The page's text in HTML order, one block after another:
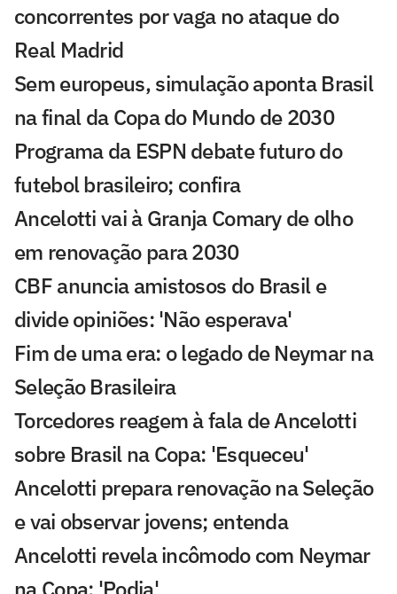
concorrentes por vaga no ataque do
Real Madrid
Sem europeus, simulação aponta Brasil
na final da Copa do Mundo de 2030
Programa da ESPN debate futuro do
futebol brasileiro; confira
Ancelotti vai à Granja Comary de olho
em renovação para 2030
CBF anuncia amistosos do Brasil e
divide opiniões: 'Não esperava'
Fim de uma era: o legado de Neymar na
Seleção Brasileira
Torcedores reagem à fala de Ancelotti
sobre Brasil na Copa: 'Esqueceu'
Ancelotti prepara renovação na Seleção
e vai observar jovens; entenda
Ancelotti revela incômodo com Neymar